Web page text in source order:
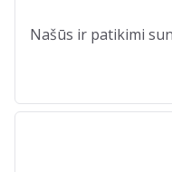
Našūs ir patikimi